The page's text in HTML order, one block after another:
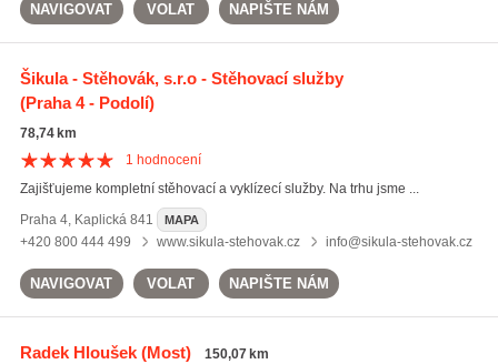
NAVIGOVAT VOLAT NAPIŠTE NÁM
Šikula - Stěhovák, s.r.o - Stěhovací služby
(Praha 4 - Podolí)
78,74 km
1 hodnocení
Zajišťujeme kompletní stěhovací a vyklízecí služby. Na trhu jsme ...
Praha 4, Kaplická 841 MAPA
+420 800 444 499 www.sikula-stehovak.cz info@sikula-stehovak.cz
NAVIGOVAT VOLAT NAPIŠTE NÁM
Radek Hloušek(Most) 150,07 km